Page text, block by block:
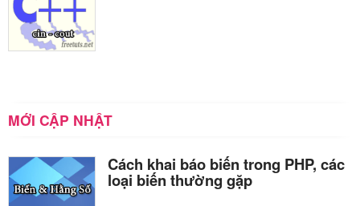
MỚI CẬP NHẬT
Cách khai báo biến trong PHP, các
loại biến thường gặp